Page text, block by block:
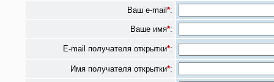
Ваш e-mail *:
Ваше имя*:
E-mail получателя открытки*:
Имя получателя открытки*: